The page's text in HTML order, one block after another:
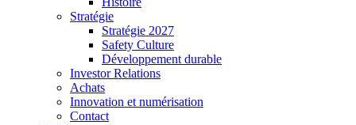
Stratégie
Stratégie 2027
Safety Culture
Développement durable
Investor Relations
Achats
Innovation et numérisation
Contact